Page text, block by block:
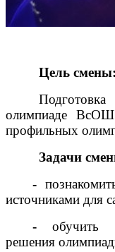
Цель смены:
олимпиаде
профильных
Задачи
-
источниками для
-обучить
решения